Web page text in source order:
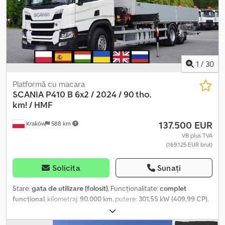
Capacitate: 6.800 kg Cabină de dormit cu 1 pat Cutie de viteze
automată Tempomat Webasto Blocaj diferențial Blocaj interaxial
Aer condiționat Codpfxjzrl R Ae Aa Eorf Frigider Trapă Radio
Navigație Tahograf Autocamionul a fost cumpărat și întreținut
într-un showroom Scania. Proprietar unic de nou, 100% fără
accidente. Stare tehnică și vizuală perfectă! Camion înmatriculat
1 / 30
Kraków 588 km
Platformă cu macara
SCANIA P410 B 6x2 / 2024 / 90 tho.
km! / HMF
137.500 EUR
VB plus TVA
(169.125 EUR brut)
Solicita Sunați
Stare:gata de utilizare (folosit), Funcționalitate:complet
funcțional, kilometraj:90.000 km, putere: 301,55 kW (409,99 CP),
, greutatea goală:
maximă de încărcare:12.051 kg, greutate totală:26.000 kg,